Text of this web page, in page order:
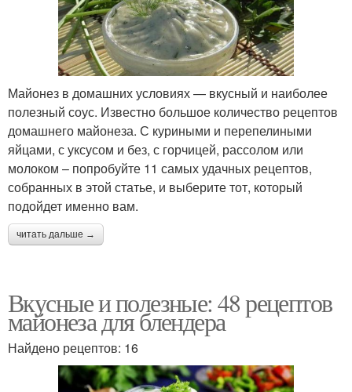
Майонез в домашних условиях — вкусный и наиболее
полезный соус. Известно большое количество рецептов
домашнего майонеза. С куриными и перепелиными
яйцами, с уксусом и без, с горчицей, рассолом или
молоком – попробуйте 11 самых удачных рецептов,
собранных в этой статье, и выберите тот, который
подойдет именно вам.
читать дальше →
Вкусные и полезные: 48 рецептов
майонеза для блендера
Найдено рецептов: 16